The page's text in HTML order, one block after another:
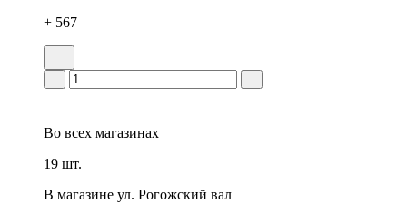
+ 567
Во всех магазинах
19 шт.
В магазине ул. Рогожский вал